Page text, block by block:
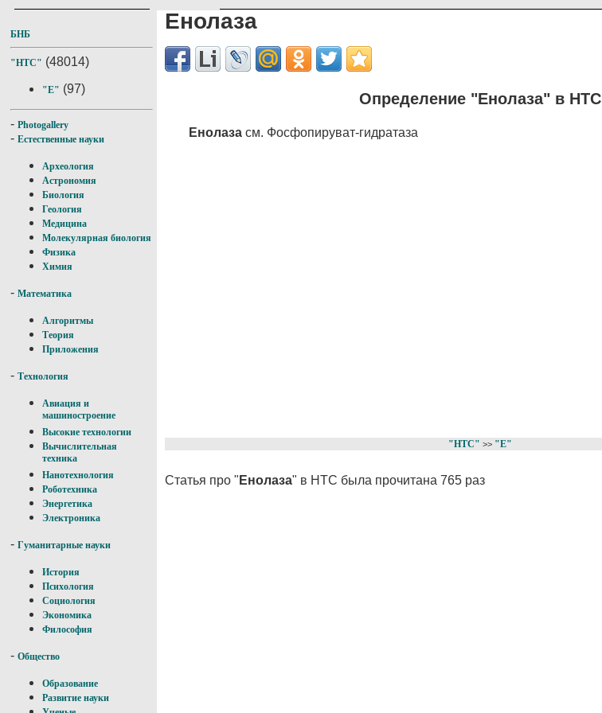
БНБ
"НТС" (48014)
"Е" (97)
- Photogallery
- Естественные науки
Археология
Астрономия
Биология
Геология
Медицина
Молекулярная биология
Физика
Химия
- Математика
Алгоритмы
Теория
Приложения
- Технология
Авиация и
машиностроение
Высокие технологии
Вычислительная
техника
Нанотехнология
Роботехника
Энергетика
Электроника
- Гуманитарные науки
История
Психология
Социология
Экономика
Философия
- Общество
Образование
Развитие науки
Енолаза
Определение "Енолаза" в НТС
Енолаза см. Фосфопируват-гидратаза
"НТС" >> "Е"
Статья про " Енолаза" в НТС была прочитана 765 раз